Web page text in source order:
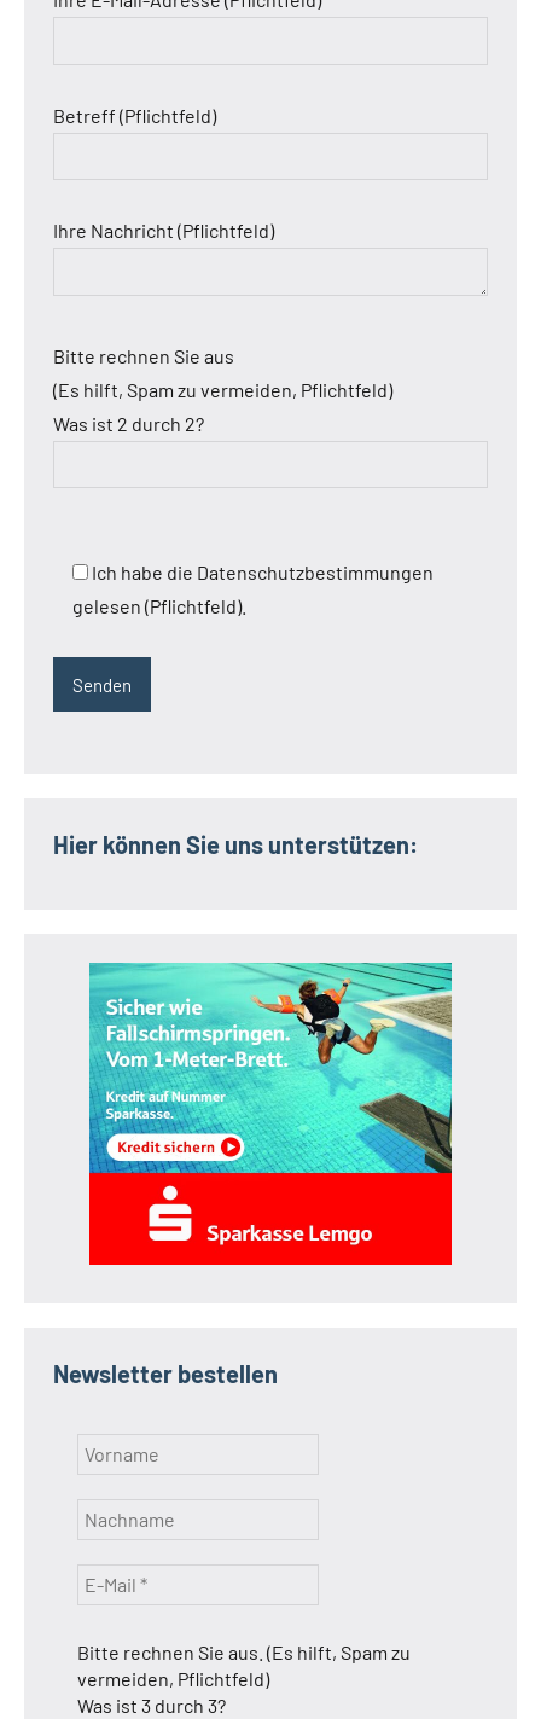
Betreff (Pflichtfeld)
Ihre Nachricht (Pflichtfeld)
Bitte rechnen Sie aus
(Es hilft, Spam zu vermeiden, Pflichtfeld)
Was ist 2 durch 2?
Ich habe die Datenschutzbestimmungen
gelesen (Pflichtfeld).
Hier können Sie uns unterstützen:
Newsletter bestellen
Bitte rechnen Sie aus. (Es hilft, Spam zu
vermeiden, Pflichtfeld)
Was ist 3 durch 3?